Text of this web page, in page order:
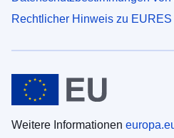
Rechtlicher Hinweis zu EURES
Weitere Informationen